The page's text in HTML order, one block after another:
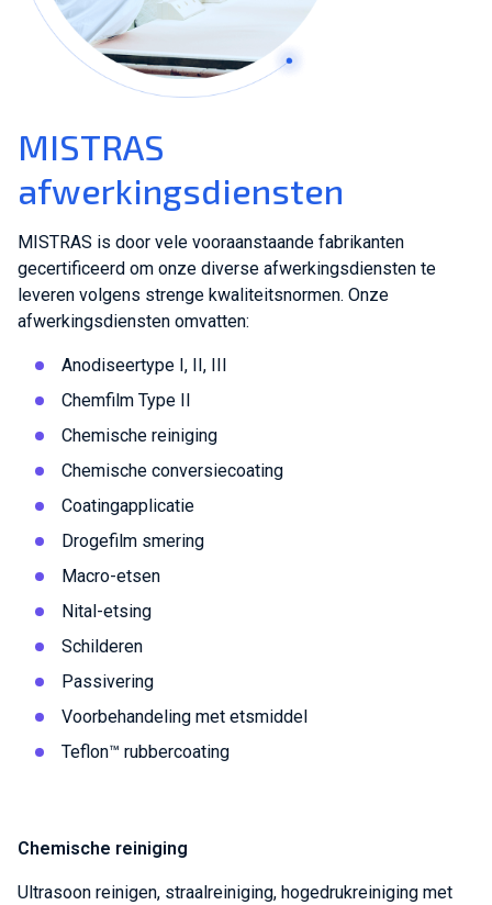
MISTRAS
afwerkingsdiensten
MISTRAS is door vele vooraanstaande fabrikanten
gecertificeerd om onze diverse afwerkingsdiensten te
leveren volgens strenge kwaliteitsnormen. Onze
afwerkingsdiensten omvatten:
Anodiseertype I, II, III
Chemfilm Type II
Chemische reiniging
Chemische conversiecoating
Coatingapplicatie
Drogefilm smering
Macro-etsen
Nital-etsing
Schilderen
Passivering
Voorbehandeling met etsmiddel
Teflon™ rubbercoating
Chemische reiniging
Ultrasoon reinigen, straalreiniging, hogedrukreiniging met